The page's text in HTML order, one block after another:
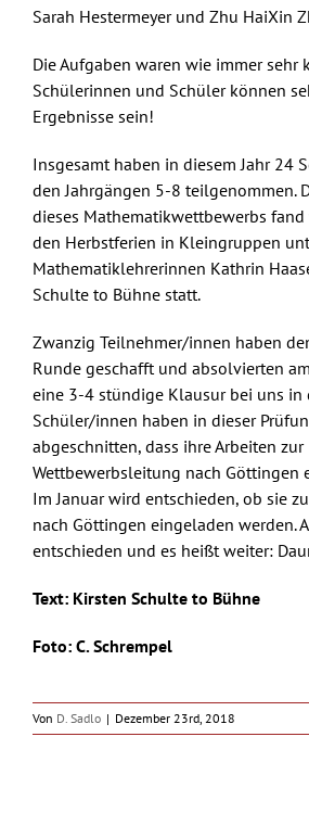
Sarah Hestermeyer und Zhu HaiXin
Die Aufgaben waren wie immer
Schülerinnen und Schüler können
Ergebnisse sein!
Insgesamt haben in diesem Jahr 24
den Jahrgängen 5-8 teilgenommen.
dieses Mathematikwettbewerbs
den Herbstferien in Kleingruppen
Mathematiklehrerinnen Kathrin
Schulte to Bühne statt.
Zwanzig Teilnehmer/innen haben
Runde geschafft und absolvierten
eine 3-4 stündige Klausur bei uns in
Schüler/innen haben in dieser
abgeschnitten, dass ihre Arbeiten zur
Wettbewerbsleitung nach Göttingen
Im Januar wird entschieden, ob sie
nach Göttingen eingeladen werden.
entschieden und es heißt weiter:
Text: Kirsten Schulte to Bühne
Foto: C. Schrempel
Von D. Sadlo | Dezember 23rd, 2018